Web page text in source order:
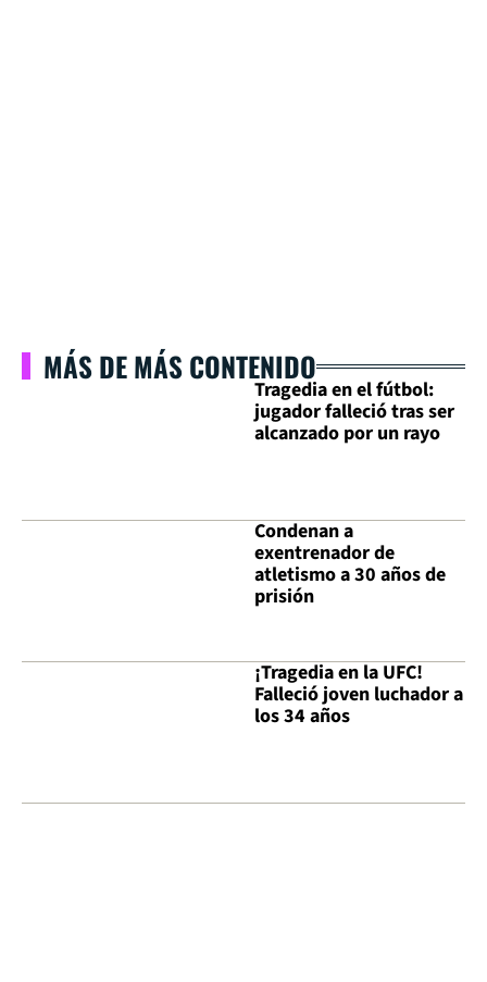
MÁS DE MÁS CONTENIDO
Tragedia en el fútbol:
jugador falleció tras ser
alcanzado por un rayo
Condenan a
exentrenador de
atletismo a 30 años de
prisión
¡Tragedia en la UFC!
Falleció joven luchador a
los 34 años